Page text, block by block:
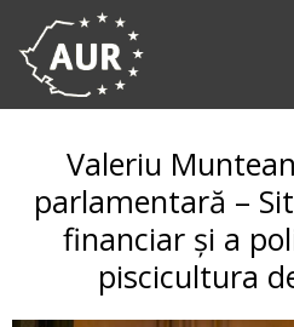
Valeriu
parlamentară –
financiar și a
piscicultura